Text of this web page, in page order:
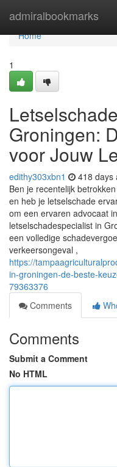
admiralbookmarks
Home
Home
1
Groningen:
voor Jouw
edithy303xbn1 418 days
Ben je recentelijk
en heb je letselschade
om een ervaren advocaat
letselschadespecialist in
een volledige
verkeersongeval ,
https://
in-groningen-de-beste-
79363376
Comments
Comments
Submit a Comment
No HTML